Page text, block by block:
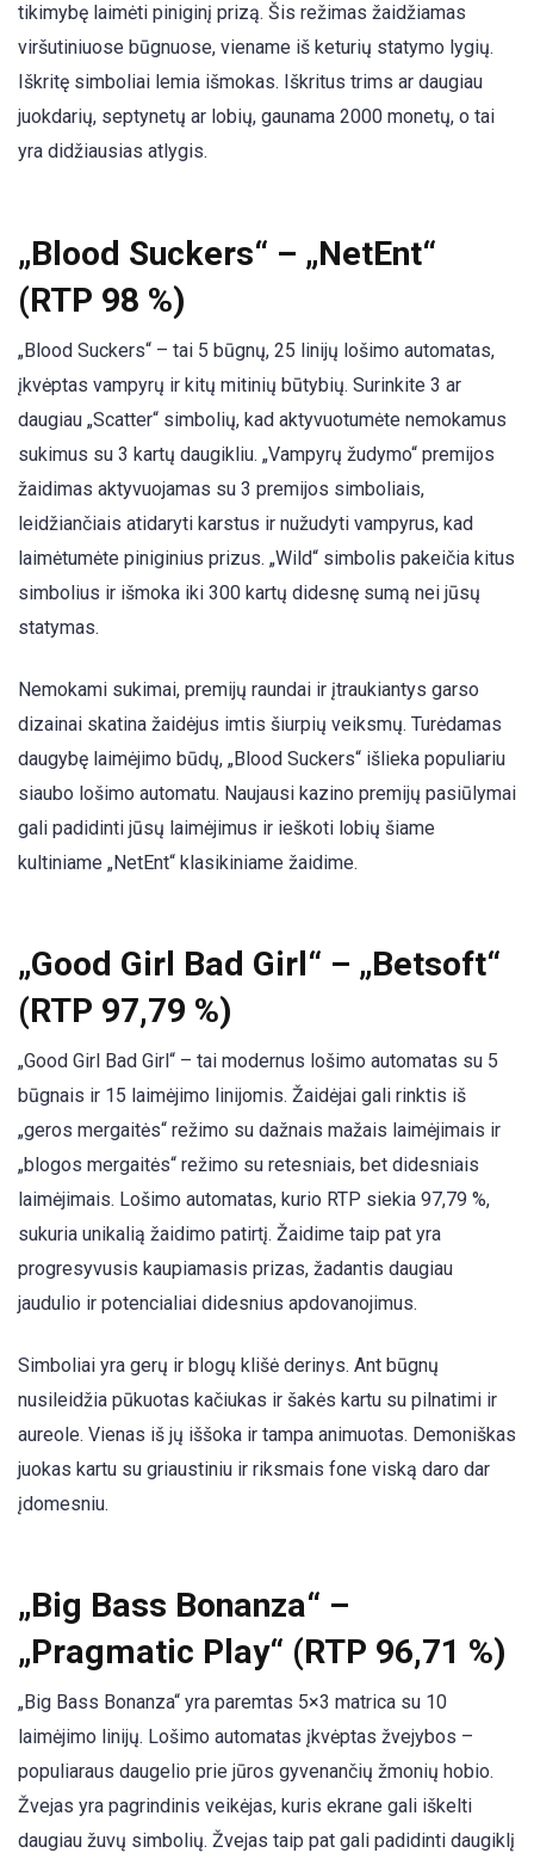
tikimybę laimėti piniginį prizą. Šis režimas žaidžiamas
viršutiniuose būgnuose, viename iš keturių statymo lygių.
Iškritę simboliai lemia išmokas. Iškritus trims ar daugiau
juokdarių, septynetų ar lobių, gaunama 2000 monetų, o tai
yra didžiausias atlygis.
„Blood Suckers“ – „NetEnt“
(RTP 98 %)
„Blood Suckers“ – tai 5 būgnų, 25 linijų lošimo automatas,
įkvėptas vampyrų ir kitų mitinių būtybių. Surinkite 3 ar
daugiau „Scatter“ simbolių, kad aktyvuotumėte nemokamus
sukimus su 3 kartų daugikliu. „Vampyrų žudymo“ premijos
žaidimas aktyvuojamas su 3 premijos simboliais,
leidžiančiais atidaryti karstus ir nužudyti vampyrus, kad
laimėtumėte piniginius prizus. „Wild“ simbolis pakeičia kitus
simbolius ir išmoka iki 300 kartų didesnę sumą nei jūsų
statymas.
Nemokami sukimai, premijų raundai ir įtraukiantys garso
dizainai skatina žaidėjus imtis šiurpių veiksmų. Turėdamas
daugybę laimėjimo būdų, „Blood Suckers“ išlieka populiariu
siaubo lošimo automatu. Naujausi kazino premijų pasiūlymai
gali padidinti jūsų laimėjimus ir ieškoti lobių šiame
kultiniame „NetEnt“ klasikiniame žaidime.
„Good Girl Bad Girl“ – „Betsoft“
(RTP 97,79 %)
„Good Girl Bad Girl“ – tai modernus lošimo automatas su 5
būgnais ir 15 laimėjimo linijomis. Žaidėjai gali rinktis iš
„geros mergaitės“ režimo su dažnais mažais laimėjimais ir
„blogos mergaitės“ režimo su retesniais, bet didesniais
laimėjimais. Lošimo automatas, kurio RTP siekia 97,79 %,
sukuria unikalią žaidimo patirtį. Žaidime taip pat yra
progresyvusis kaupiamasis prizas, žadantis daugiau
jaudulio ir potencialiai didesnius apdovanojimus.
Simboliai yra gerų ir blogų klišė derinys. Ant būgnų
nusileidžia pūkuotas kačiukas ir šakės kartu su pilnatimi ir
aureole. Vienas iš jų iššoka ir tampa animuotas. Demoniškas
juokas kartu su griaustiniu ir riksmais fone viską daro dar
įdomesniu.
„Big Bass Bonanza“ –
„Pragmatic Play“ (RTP 96,71 %)
„Big Bass Bonanza“ yra paremtas 5×3 matrica su 10
laimėjimo linijų. Lošimo automatas įkvėptas žvejybos –
populiaraus daugelio prie jūros gyvenančių žmonių hobio.
Žvejas yra pagrindinis veikėjas, kuris ekrane gali iškelti
daugiau žuvų simbolių. Žvejas taip pat gali padidinti daugiklį